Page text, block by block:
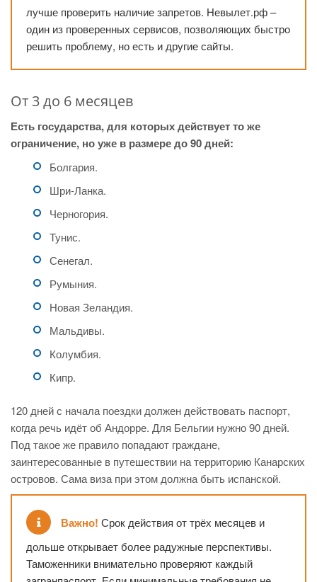
лучше проверить наличие запретов. Невылет.рф –
один из проверенных сервисов, позволяющих быстро
решить проблему, но есть и другие сайты.
От 3 до 6 месяцев
Есть государства, для которых действует то же
ограничение, но уже в размере до 90 дней:
Болгария.
Шри-Ланка.
Черногория.
Тунис.
Сенегал.
Румыния.
Новая Зеландия.
Мальдивы.
Колумбия.
Кипр.
120 дней с начала поездки должен действовать паспорт,
когда речь идёт об Андорре. Для Бельгии нужно 90 дней.
Под такое же правило попадают граждане,
заинтересованные в путешествии на территорию Канарских
островов. Сама виза при этом должна быть испанской.
Важно! Срок действия от трёх месяцев и
дольше открывает более радужные перспективы.
Таможенники внимательно проверяют каждый